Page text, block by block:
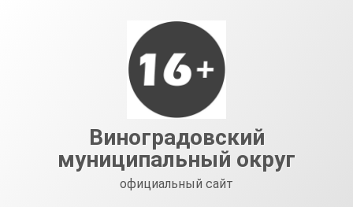
Виноградовский
муниципальный округ
официальный сайт